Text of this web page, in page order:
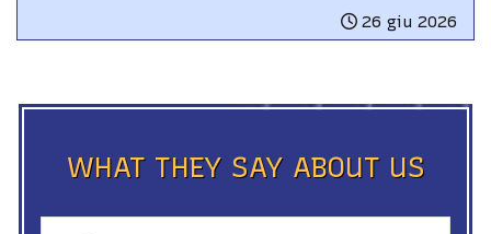
26 giu 2026
WHAT THEY SAY ABOUT US